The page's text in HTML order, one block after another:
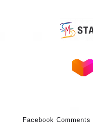
Facebook Comments